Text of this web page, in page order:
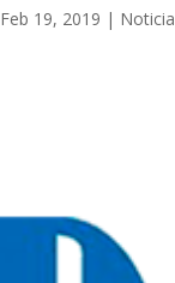
Feb 19, 2019 |